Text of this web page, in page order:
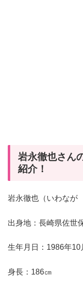
岩永徹也さん
紹介！
岩永徹也（いわなが
出身地：長崎県佐世
生年月日：1986年
身長：186㎝